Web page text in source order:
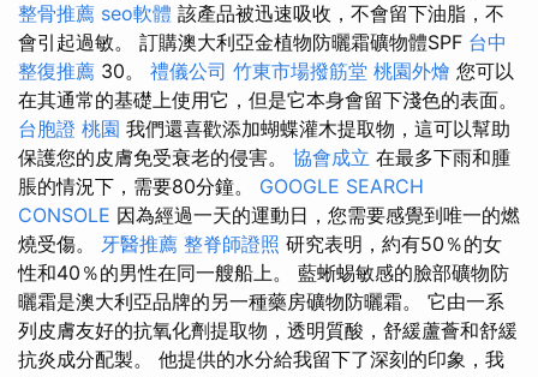
整骨推薦 seo軟體 該產品被迅速吸收，不會留下油脂，不
會引起過敏。 訂購澳大利亞金植物防曬霜礦物體SPF 台中
整復推薦 30。 禮儀公司 竹東市場撥筋堂 桃園外燴 您可以
在其通常的基礎上使用它，但是它本身會留下淺色的表面。
台胞證 桃園 我們還喜歡添加蝴蝶灌木提取物，這可以幫助
保護您的皮膚免受衰老的侵害。 協會成立 在最多下雨和腫
脹的情況下，需要80分鐘。 GOOGLE SEARCH
CONSOLE 因為經過一天的運動日，您需要感覺到唯一的燃
燒受傷。 牙醫推薦 整脊師證照 研究表明，約有50％的女
性和40％的男性在同一艘船上。 藍蜥蜴敏感的臉部礦物防
曬霜是澳大利亞品牌的另一種藥房礦物防曬霜。 它由一系
列皮膚友好的抗氧化劑提取物，透明質酸，舒緩蘆薈和舒緩
抗炎成分配製。 他提供的水分給我留下了深刻的印象，我